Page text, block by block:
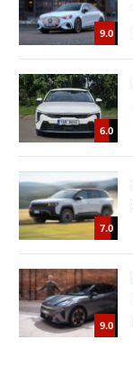
9.0
6.0
7.0
9.0